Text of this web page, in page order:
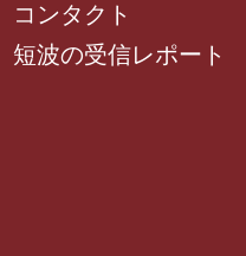
コンタクト
短波の受信レポート